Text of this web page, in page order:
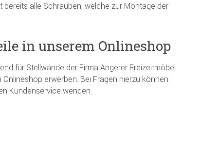
bereits alle Schrauben, welche zur Montage der
in unserem Onlineshop
für Stellwände der Firma Angerer Freizeitmöbel
Onlineshop erwerben. Bei Fragen hierzu können
Kundenservice wenden.